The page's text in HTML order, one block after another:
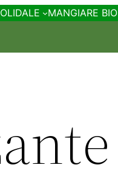
MANGIARE BIO